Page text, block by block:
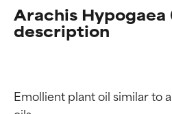
Arachis Hypogaea
description
Emollient plant oil similar to